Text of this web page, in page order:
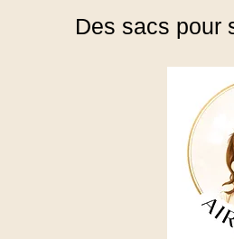
Des sacs pour